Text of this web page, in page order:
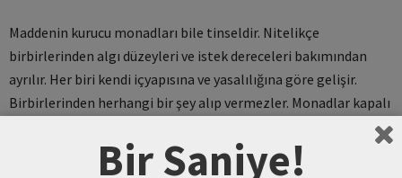
Maddenin kurucu monadları bile tinseldir. Nitelikçe
birbirlerinden algı düzeyleri ve istek dereceleri bakımından
ayrılır. Her biri kendi içyapısına ve yasalılığına göre gelişir.
Birbirlerinden herhangi bir şey alıp vermezler. Monadlar kapalı
kurulmuş bir uyum ilkesi uyarınca birbirleriyle uyumlu biçimde
işlerler. Tanrı bu ilkenin oluşturucusu ve işleyişinin teminatıdır.
Bir Saniye!